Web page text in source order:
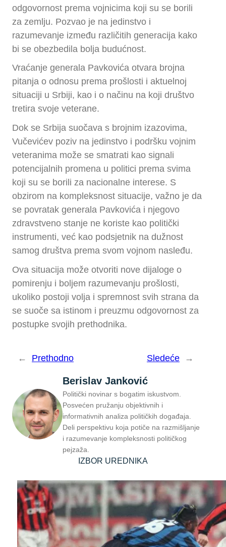
odgovornost prema vojnicima koji su se borili
za zemlju. Pozvao je na jedinstvo i
razumevanje između različitih generacija kako
bi se obezbedila bolja budućnost.
Vraćanje generala Pavkovića otvara brojna
pitanja o odnosu prema prošlosti i aktuelnoj
situaciji u Srbiji, kao i o načinu na koji društvo
tretira svoje veterane.
Dok se Srbija suočava s brojnim izazovima,
Vučevićev poziv na jedinstvo i podršku vojnim
veteranima može se smatrati kao signali
potencijalnih promena u politici prema svima
koji su se borili za nacionalne interese. S
obzirom na kompleksnost situacije, važno je da
se povratak generala Pavkovića i njegovo
zdravstveno stanje ne koriste kao politički
instrumenti, već kao podsjetnik na dužnost
samog društva prema svom vojnom nasleđu.
Ova situacija može otvoriti nove dijaloge o
pomirenju i boljem razumevanju prošlosti,
ukoliko postoji volja i spremnost svih strana da
se suoče sa istinom i preuzmu odgovornost za
postupke svojih prethodnika.
← Prethodno Sledeće →
Berislav Janković
Politički novinar s bogatim iskustvom.
Posvećen pružanju objektivnih i
informativnih analiza političkih događaja.
Deli perspektivu koja potiče na razmišljanje
i razumevanje kompleksnosti političkog
pejzaža.
IZBOR UREDNIKA